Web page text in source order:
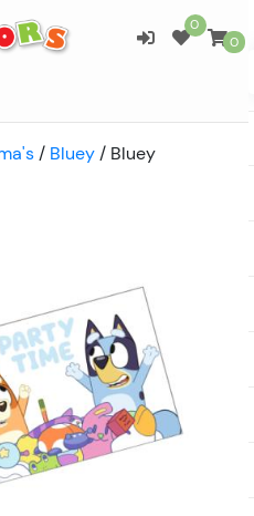
0
0
/ Bluey / Bluey